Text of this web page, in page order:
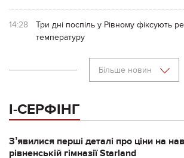
14:28
Три дні поспіль у Рівному фіксують
температуру
Більше новин
І-СЕРФІНГ
Зʼявилися перші деталі про ціни на
рівненській гімназії Starland